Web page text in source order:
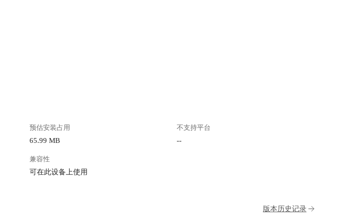
预估安装占用
65.99 MB
不支持平台
--
兼容性
可在此设备上使用
版本历史记录